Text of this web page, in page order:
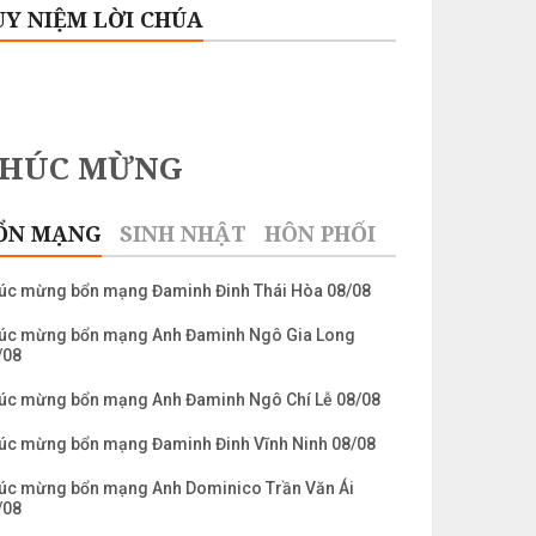
NIỆM LỜI CHÚA
MỪNG
MẠNG SINH NHẬT HÔN PHỐI
mừng bổn mạng Đaminh Đinh Thái Hòa 08/08
mừng bổn mạng Anh Đaminh Ngô Gia Long
mừng bổn mạng Anh Đaminh Ngô Chí Lễ 08/08
mừng bổn mạng Đaminh Đinh Vĩnh Ninh 08/08
mừng bổn mạng Anh Dominico Trần Văn Ái